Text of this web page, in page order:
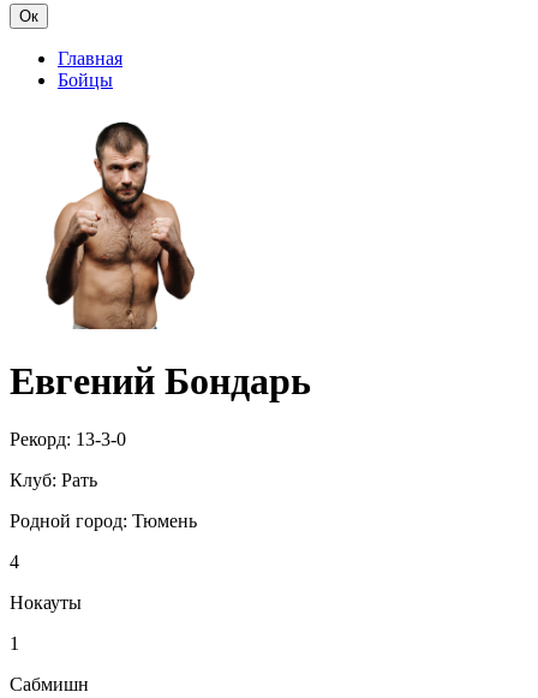
Ок
Главная
Бойцы
Евгений Бондарь
Рекорд: 13-3-0
Клуб: Рать
Родной город: Тюмень
4
Нокауты
1
Сабмишн